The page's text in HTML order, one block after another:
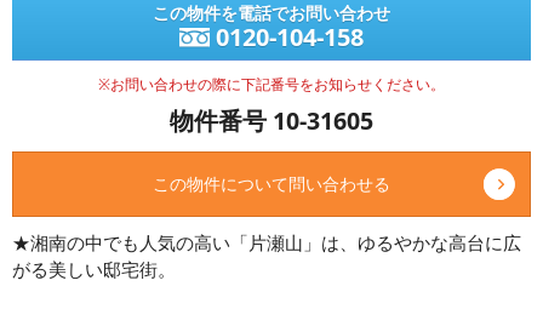
この物件を電話でお問い合わせ
0120-104-158
※お問い合わせの際に下記番号をお知らせください。
物件番号 10-31605
この物件について問い合わせる
★湘南の中でも人気の高い「片瀬山」は、ゆるやかな高台に広
がる美しい邸宅街。